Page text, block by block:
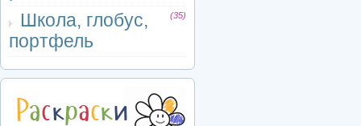
Школа, глобус,
портфель
(35)